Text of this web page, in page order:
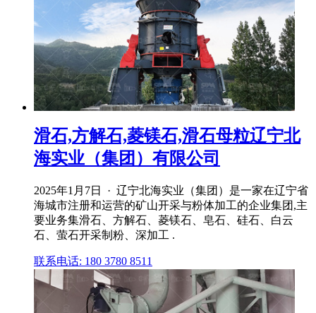
滑石,方解石,菱镁石,滑石母粒辽宁北
海实业（集团）有限公司
2025年1月7日 · 辽宁北海实业（集团）是一家在辽宁省
海城市注册和运营的矿山开采与粉体加工的企业集团,主
要业务集滑石、方解石、菱镁石、皂石、硅石、白云
石、萤石开采制粉、深加工 .
联系电话: 180 3780 8511